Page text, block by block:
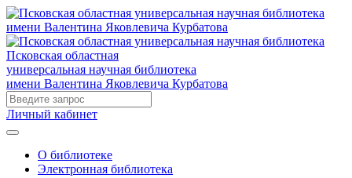
Псковская областная
универсальная научная библиотека
имени Валентина Яковлевича Курбатова
Личный кабинет
О библиотеке
Электронная библиотека